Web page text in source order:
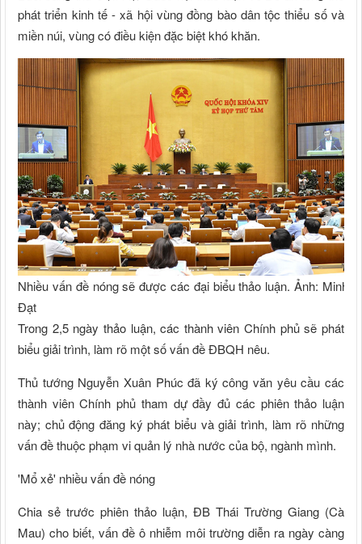
phát triển kinh tế - xã hội vùng đồng bào dân tộc thiểu số và
miền núi, vùng có điều kiện đặc biệt khó khăn.
Nhiều vấn đề nóng sẽ được các đại biểu thảo luận. Ảnh: Minh
Đạt
Trong 2,5 ngày thảo luận, các thành viên Chính phủ sẽ phát
biểu giải trình, làm rõ một số vấn đề ĐBQH nêu.
Thủ tướng Nguyễn Xuân Phúc đã ký công văn yêu cầu các
thành viên Chính phủ tham dự đầy đủ các phiên thảo luận
này; chủ động đăng ký phát biểu và giải trình, làm rõ những
vấn đề thuộc phạm vi quản lý nhà nước của bộ, ngành mình.
'Mổ xẻ' nhiều vấn đề nóng
Chia sẻ trước phiên thảo luận, ĐB Thái Trường Giang (Cà
Mau) cho biết, vấn đề ô nhiễm môi trường diễn ra ngày càng